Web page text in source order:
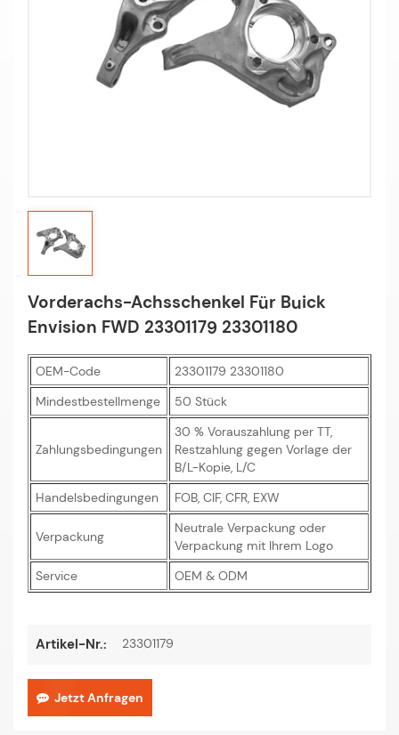
Vorderachs-Achsschenkel Für Buick
Envision FWD 23301179 23301180
OEM-Code
23301179 23301180
Mindestbestellmenge
50 Stück
Zahlungsbedingungen
30 % Vorauszahlung per TT,
Restzahlung gegen Vorlage der
B/L-Kopie, L/C
Handelsbedingungen
FOB, CIF, CFR, EXW
Verpackung
Neutrale Verpackung oder
Verpackung mit Ihrem Logo
Service
OEM & ODM
Artikel-Nr.: 23301179
Jetzt Anfragen
B6.000 (Nur Richtwert), passend für OEM Fiat Doblo 2024
Benzin-Transporter-MPV 1.6 Saugmotor FWD -- 223_ 1596
cm³ 76 kW 103 PS 182 B6.000 Nur Richtwert, passend für
OEM Fiat Doblo 2023 Diesel MPV 1.3 D Multijet FWD --
119_,223_ 1248 cm³ 62 kW 84 PS 223 A9.000 Nur Richtwert,